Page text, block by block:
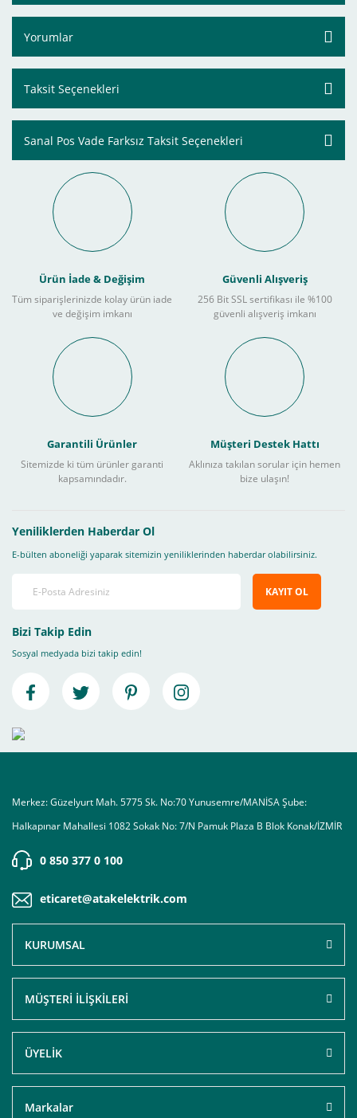
Yorumlar
Taksit Seçenekleri
Sanal Pos Vade Farksız Taksit Seçenekleri
Ürün İade & Değişim
Tüm siparişlerinizde kolay ürün iade
ve değişim imkanı
Güvenli Alışveriş
256 Bit SSL sertifikası ile %100
güvenli alışveriş imkanı
Garantili Ürünler
Sitemizde ki tüm ürünler garanti
kapsamındadır.
Müşteri Destek Hattı
Aklınıza takılan sorular için hemen
bize ulaşın!
Yeniliklerden Haberdar Ol
E-bülten aboneliği yaparak sitemizin yeniliklerinden haberdar olabilirsiniz.
KAYIT OL
Bizi Takip Edin
Sosyal medyada bizi takip edin!
Merkez: Güzelyurt Mah. 5775 Sk. No:70 Yunusemre/MANİSA Şube:
Halkapınar Mahallesi 1082 Sokak No: 7/N Pamuk Plaza B Blok Konak/İZMİR
0 850 377 0 100
eticaret@atakelektrik.com
KURUMSAL
MÜŞTERİ İLİŞKİLERİ
ÜYELİK
Markalar